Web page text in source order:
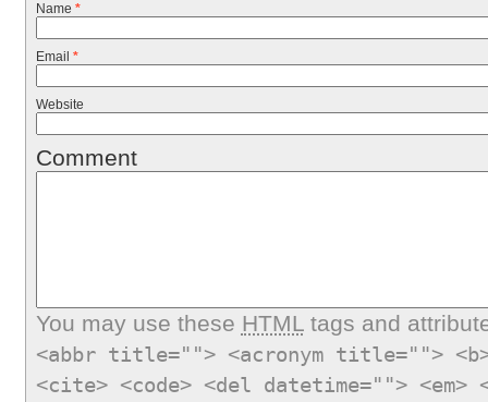
Name *
Email *
Website
Comment
You may use these HTMLtags and
<abbr title=""> <acronym title="">
<cite> <code> <del datetime="">